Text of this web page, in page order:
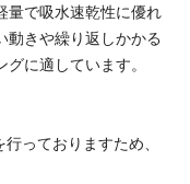
量で吸水速乾性に優れ
動きや繰り返しかかる
に適しています。
っておりますため、